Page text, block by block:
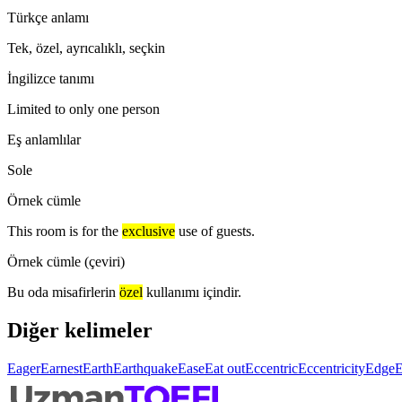
Türkçe anlamı
Tek, özel, ayrıcalıklı, seçkin
İngilizce tanımı
Limited to only one person
Eş anlamlılar
Sole
Örnek cümle
This room is for the exclusive use of guests.
Örnek cümle (çeviri)
Bu oda misafirlerin özel kullanımı içindir.
Diğer kelimeler
EagerEarnestEarthEarthquakeEaseEat outEccentricEccentricityEdge